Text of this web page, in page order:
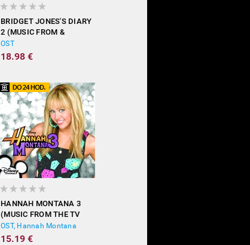
BRIDGET JONES'S DIARY
2 (MUSIC FROM &
INSPIRED BY THE
MOTION PICTURE)
OST
18.98 €
HANNAH MONTANA 3
(MUSIC FROM THE TV
SHOW)
OST, Hannah Montana
15.19 €